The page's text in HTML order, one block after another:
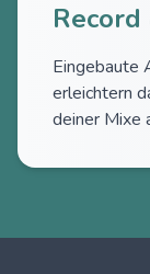
Eingebaute
erleichtern
deiner Mixe